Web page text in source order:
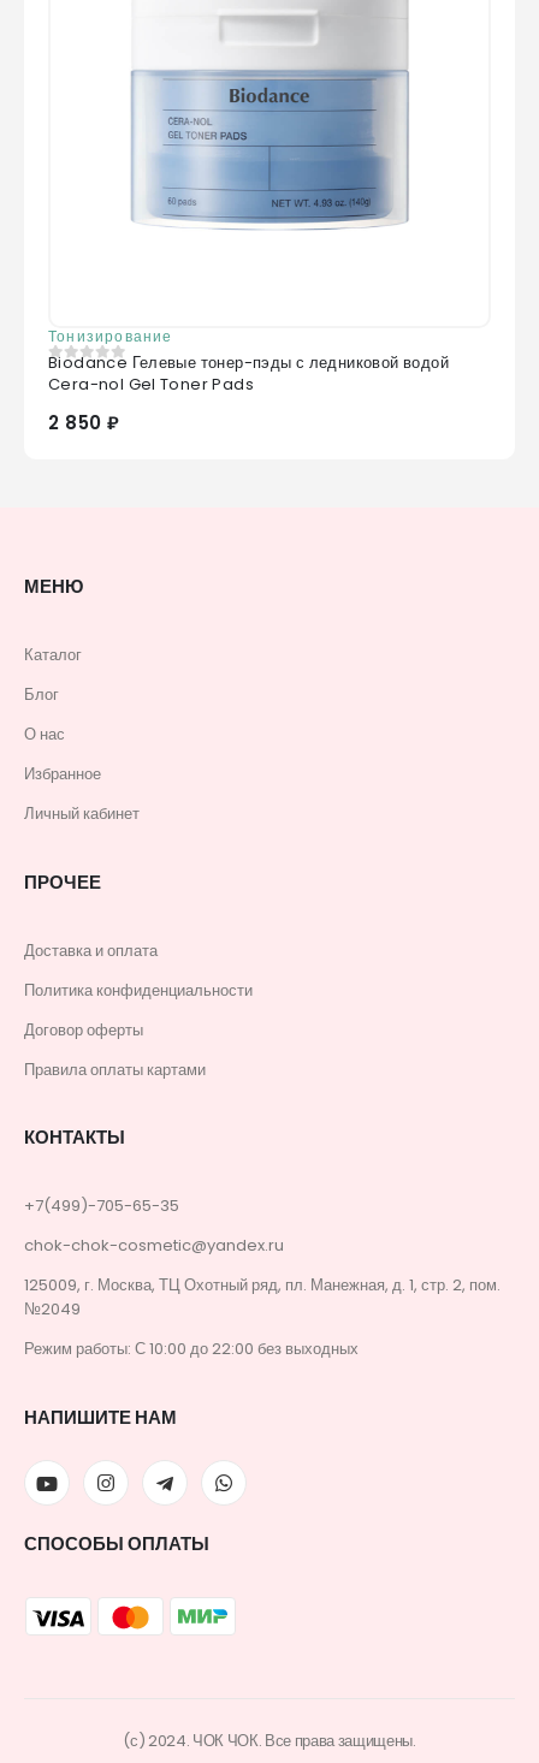
Тонизирование
0из 5
Biodance Гелевые тонер-пэды с ледниковой водой
Cera-nol Gel Toner Pads
2 850 ₽
МЕНЮ
Каталог
Блог
О нас
Избранное
Личный кабинет
ПРОЧЕЕ
Доставка и оплата
Политика конфиденциальности
Договор оферты
Правила оплаты картами
КОНТАКТЫ
+7(499)-705-65-35
chok-chok-cosmetic@yandex.ru
125009, г. Москва, ТЦ Охотный ряд, пл. Манежная, д. 1, стр. 2, пом.
№2049
Режим работы: С 10:00 до 22:00 без выходных
НАПИШИТЕ НАМ
СПОСОБЫ ОПЛАТЫ
(с) 2024. ЧОК ЧОК. Все права защищены.